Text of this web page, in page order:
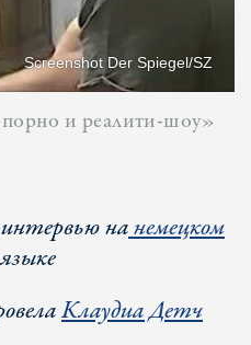
Screenshot Der Spiegel/SZ
и реалити-шоу»
нанемецком
языке
Клаудиа Детч